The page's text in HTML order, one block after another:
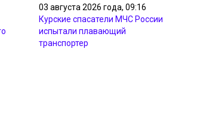
03 августа 2026 года, 09:16
Курские спасатели МЧС России
испытали плавающий
транспортер